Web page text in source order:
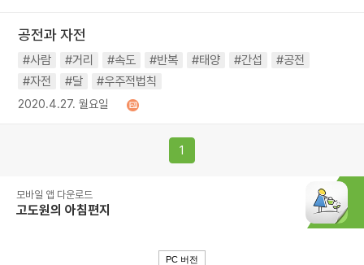
공전과 자전
#사람 #거리 #속도 #반복 #태양 #간섭
#공전
#자전
#달 #우주적법칙
2020.4.27. 월요일
1
모바일 앱 다운로드
고도원의 아침편지
PC 버전